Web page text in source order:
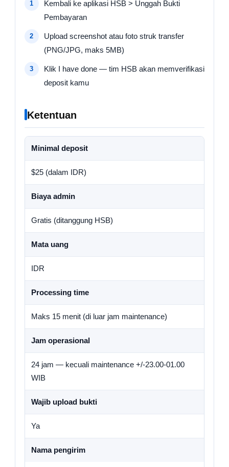
Kembali ke aplikasi HSB > Unggah Bukti
Pembayaran
Upload screenshot atau foto struk transfer
(PNG/JPG, maks 5MB)
Klik I have done — tim HSB akan memverifikasi
deposit kamu
Ketentuan
Minimal deposit
$25 (dalam IDR)
Biaya admin
Gratis (ditanggung HSB)
Mata uang
IDR
Processing time
Maks 15 menit (di luar jam maintenance)
Jam operasional
24 jam — kecuali maintenance +/-23.00-01.00
WIB
Wajib upload bukti
Ya
Nama pengirim